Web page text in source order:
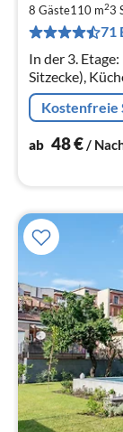
8 Gäste110 m23
71
In der 3.
Sitzecke),
Mikrowelle,
Kostenfreie
ab 48€/